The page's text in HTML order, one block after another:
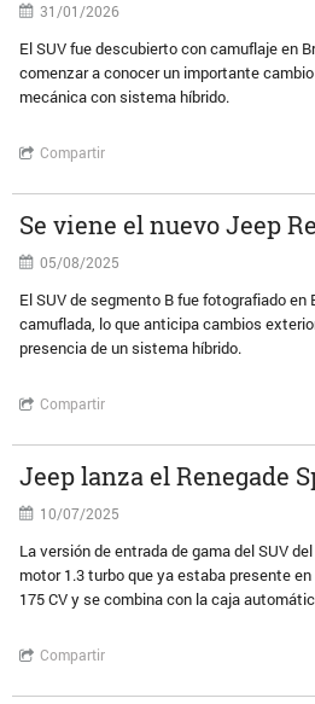
31/01/2026
El SUV fue descubierto con camuflaje en
comenzar a conocer un importante
mecánica con sistema híbrido.
Compartir
Se viene el nuevo Jeep
05/08/2025
El SUV de segmento B fue fotografiado en
camuflada, lo que anticipa cambios
presencia de un sistema híbrido.
Compartir
Jeep lanza el Renegade
10/07/2025
La versión de entrada de gama del SUV
motor 1.3 turbo que ya estaba presente
175 CV y se combina con la caja
Compartir